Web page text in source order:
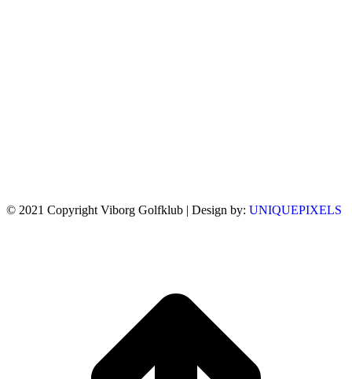
© 2021 Copyright Viborg Golfklub | Design by: UNIQUEPIXELS